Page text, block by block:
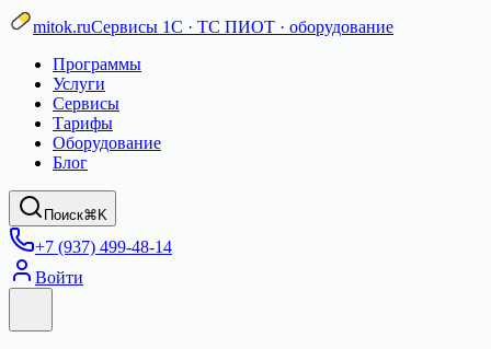
mitok.ruСервисы 1С · ТС ПИОТ · оборудование
Программы
Услуги
Сервисы
Тарифы
Оборудование
Блог
Поиск⌘K
+7 (937) 499-48-14
Войти